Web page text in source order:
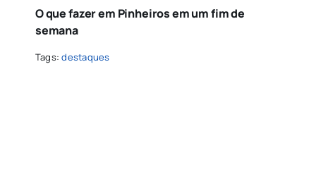
O que fazer em Pinheiros em um fim de
semana
Tags:destaques